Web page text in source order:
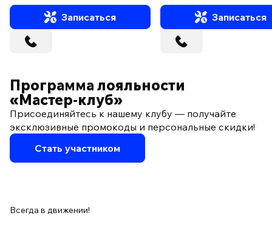
Записаться
Записаться
Программа лояльности
«Мастер‑клуб»
Присоединяйтесь к нашему клубу — получайте
эксклюзивные промокоды и персональные скидки!
Стать участником
Всегда в движении!